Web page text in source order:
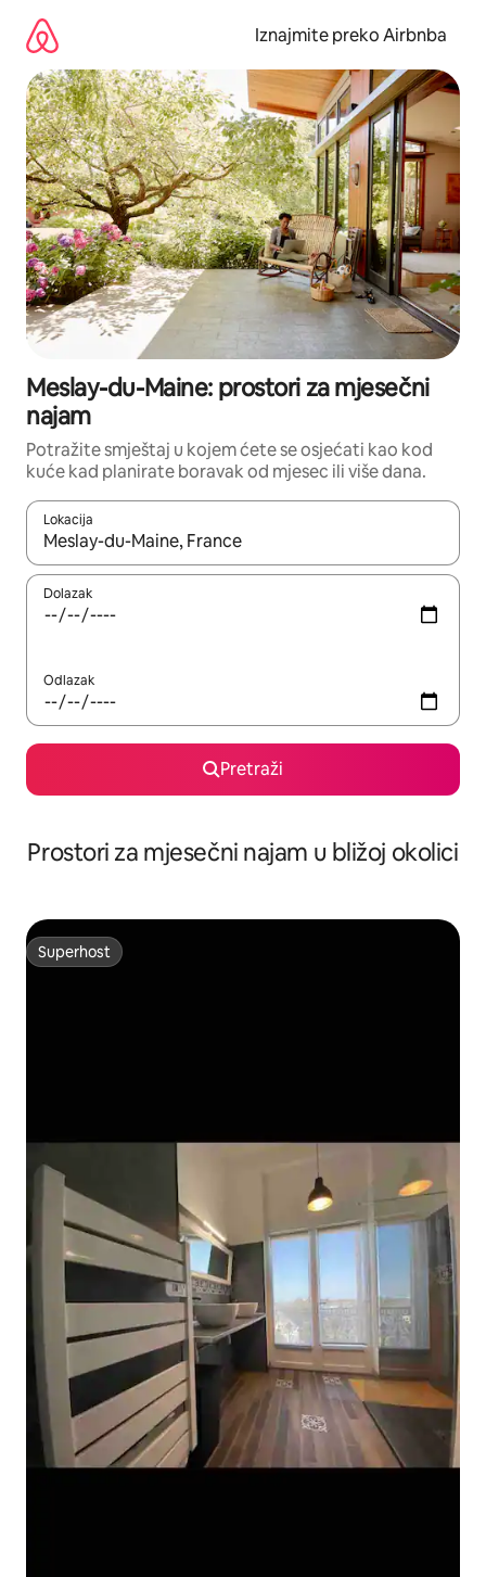
sadržaj
Iznajmite preko Airbnba
Meslay-du-Maine: prostori za mjesečni
najam
Potražite smještaj u kojem ćete se osjećati kao kod
kuće kad planirate boravak od mjesec ili više dana.
Lokacija
Kada budu dostupni rezultati, moći ćete ih pregledati
Dolazak
Odlazak
Pretraži
Prostori za mjesečni najam u bližoj okolici
Superhost
Superhost